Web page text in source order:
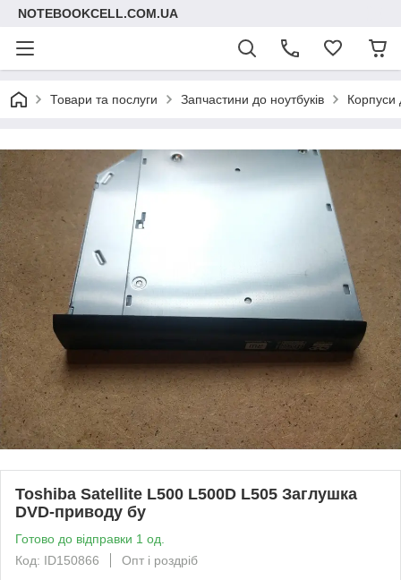
NOTEBOOKCELL.COM.UA
Товари та послуги Запчастини до ноутбуків Корпуси
Toshiba Satellite L500 L500D L505 Заглушка
DVD-приводу бу
Готово до відправки 1 од.
Код: ID150866
Опт і роздріб